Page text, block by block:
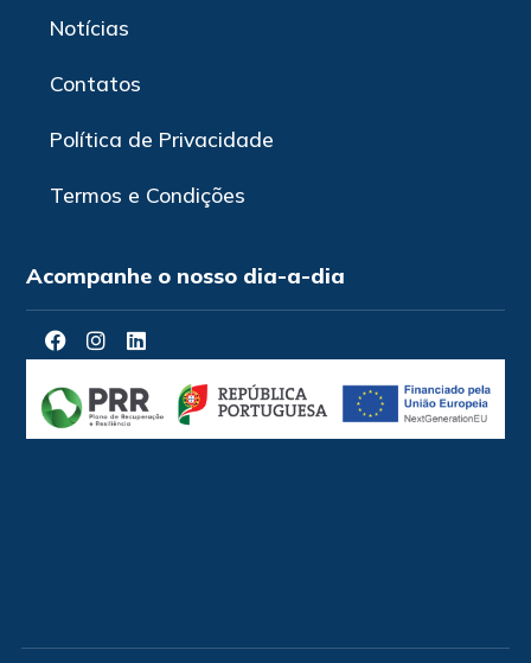
Notícias
Contatos
Política de Privacidade
Termos e Condições
Acompanhe o nosso dia-a-dia